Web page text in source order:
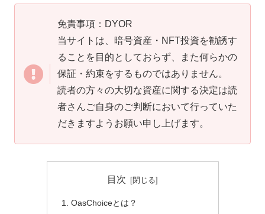
免責事項：DYOR
当サイトは、暗号資産・NFT投資を勧誘す
ることを目的としておらず、また何らかの
保証・約束をするものではありません。
読者の方々の大切な資産に関する決定は読
者さんご自身のご判断において行っていた
だきますようお願い申し上げます。
目次
OasChoiceとは？